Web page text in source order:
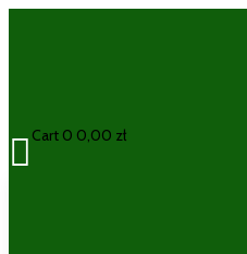
 Cart 0 0,00 zł